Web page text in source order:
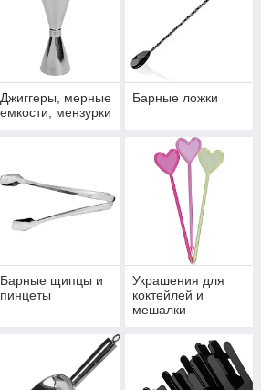
Наши инструменты выдержат
в баре и станут украшением
которые запомнят. Мы дадим вам
Джиггеры, мерные
емкости, мензурки
Барные ложки
Барные щипцы и
пинцеты
Украшения для
коктейлей и
мешалки